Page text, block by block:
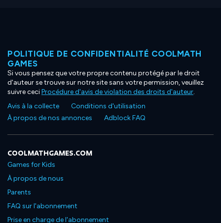
POLITIQUE DE CONFIDENTIALITÉ COOLMATH
GAMES
Si vous pensez que votre propre contenu protégé par le droit
d'auteur se trouve sur notre site sans votre permission, veuillez
suivre ceciProcédure d'avis de violation des droits d'auteur.
Avis à la collecte
Conditions d'utilisation
À propos de nos annonces
Adblock FAQ
COOLMATHGAMES.COM
Games for Kids
À propos de nous
Parents
FAQ sur l'abonnement
Prise en charge de l'abonnement